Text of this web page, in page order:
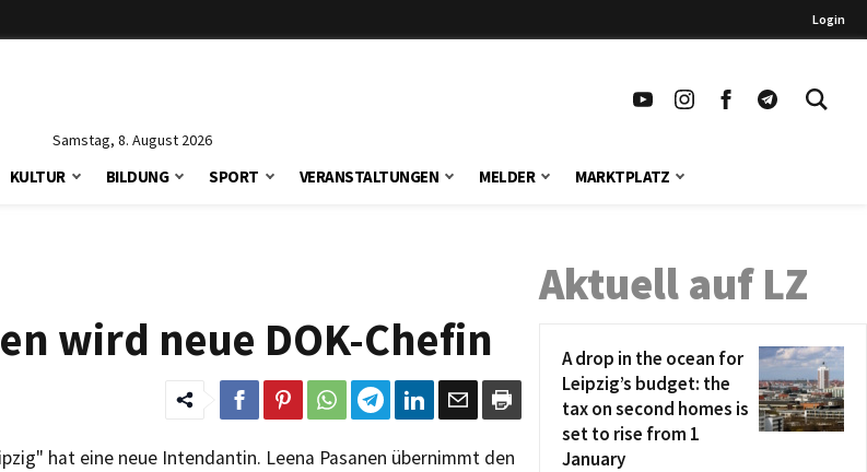
Login
Samstag, 8. August 2026
KULTUR BILDUNG SPORT VERANSTALTUNGEN MELDER MARKTPLATZ
wird neue DOK-Chefin
hat eine neue Intendantin. Leena Pasanen übernimmt den
Aktuell auf LZ
A drop in the ocean for
Leipzig’s budget: the
tax on second homes is
set to rise from 1
January